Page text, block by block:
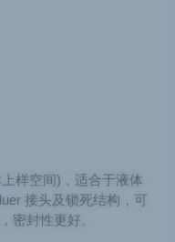
样空间)，适合于液体
接头及锁死结构，可
密封性更好。